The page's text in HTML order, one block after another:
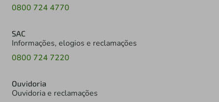
0800 724 4770
SAC
Informações, elogios e reclamações
0800 724 7220
Ouvidoria
Ouvidoria e reclamações